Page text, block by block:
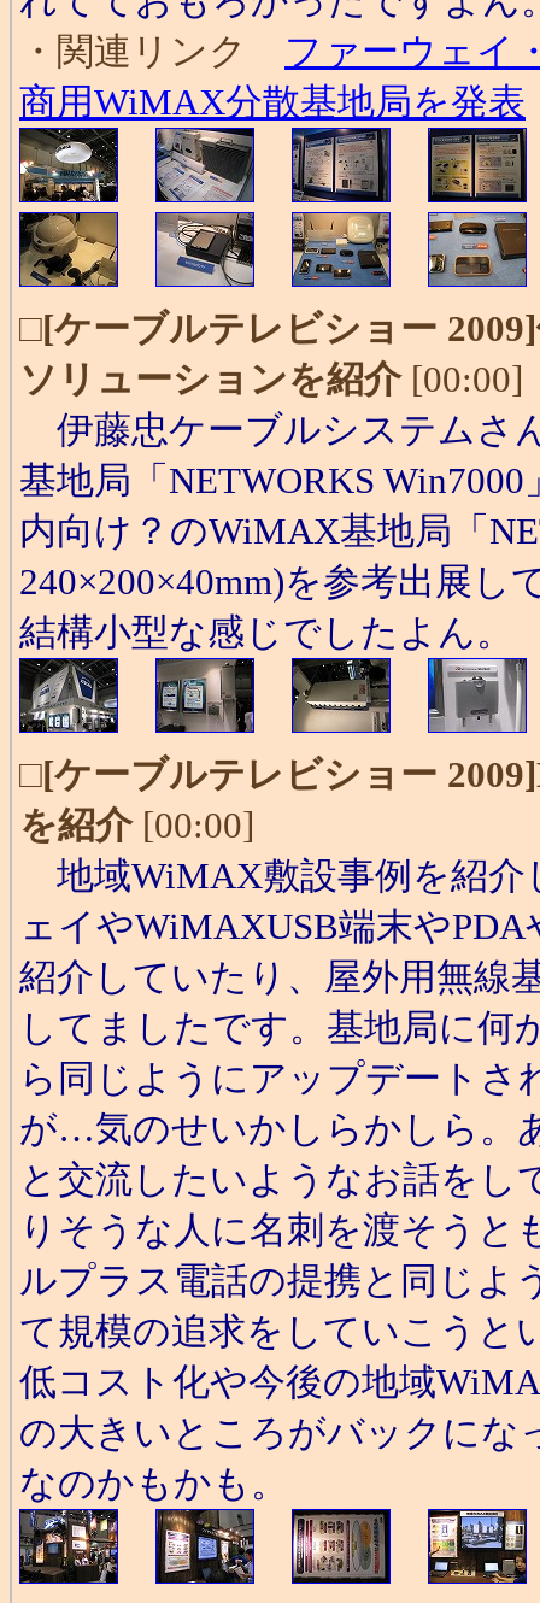
・関連リンク ファーウェイ
商用WiMAX分散基地局を発表
□[ケーブルテレビショー
ソリューションを紹介[00:00]
伊藤忠ケーブルシステムさ
基地局「NETWORKS
内向け？のWiMAX基地局「
240×200×40mm)を参考出展
結構小型な感じでしたよん。
□[ケーブルテレビショー
を紹介[00:00]
地域WiMAX敷設事例を紹介
ェイやWiMAXUSB端末や
紹介していたり、屋外用無線
してましたです。基地局に何
ら同じようにアップデート
が…気のせいかしらかしら。
と交流したいようなお話を
りそうな人に名刺を渡そうと
ルプラス電話の提携と同じよ
て規模の追求をしていこうと
低コスト化や今後の地域
の大きいところがバックにな
なのかもかも。